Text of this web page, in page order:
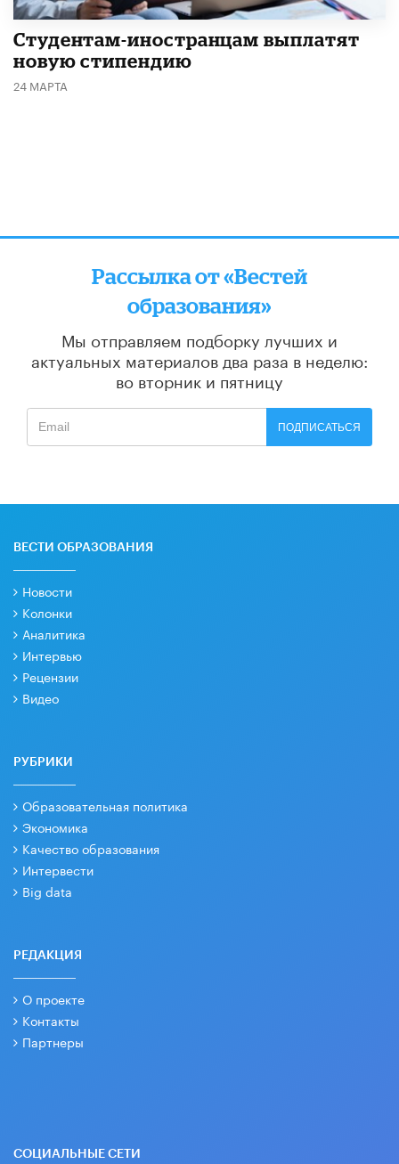
Студентам-иностранцам выплатят
новую стипендию
24 МАРТА
Рассылка от «Вестей
образования»
Мы отправляем подборку лучших и
актуальных материалов два раза в неделю:
во вторник и пятницу
ПОДПИСАТЬСЯ
ВЕСТИ ОБРАЗОВАНИЯ
Новости
Колонки
Аналитика
Интервью
Рецензии
Видео
РУБРИКИ
Образовательная политика
Экономика
Качество образования
Интервести
Big data
РЕДАКЦИЯ
О проекте
Контакты
Партнеры
СОЦИАЛЬНЫЕ СЕТИ